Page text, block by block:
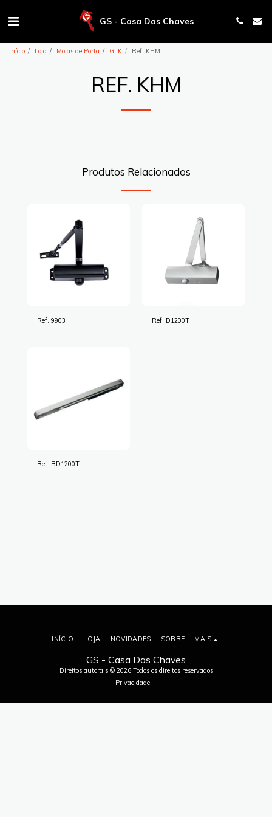
GS - Casa Das Chaves
Início Loja Molas de Porta GLK Ref. KHM
REF. KHM
Produtos Relacionados
Ref. 9903 Ref. D1200T
Ref. BD1200T
GS - Casa Das Chaves
Direitos autorais © 2026 Todos os direitos reservados
Privacidade
INÍCIO LOJA NOVIDADES SOBRE MAIS